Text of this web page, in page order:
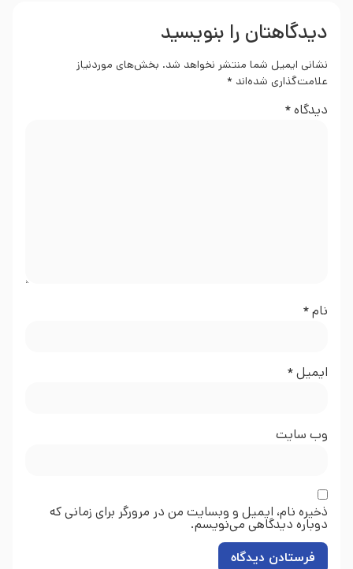
دیدگاهتان را بنویسید
نشانی ایمیل شما منتشر نخواهد شد. بخش‌های موردنیاز
علامت‌گذاری شده‌اند *
دیدگاه*
نام*
ایمیل*
وب‌ سایت
ذخیره نام، ایمیل و وبسایت من در مرورگر برای زمانی که
دوباره دیدگاهی می‌نویسم.